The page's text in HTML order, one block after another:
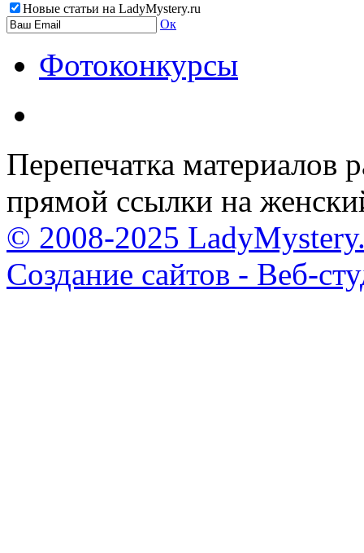
Новые статьи на LadyMystery.ru
Ок
Фотоконкурсы
Перепечатка материалов
прямой ссылки на
© 2008-2025
Создание сайтов - Веб-